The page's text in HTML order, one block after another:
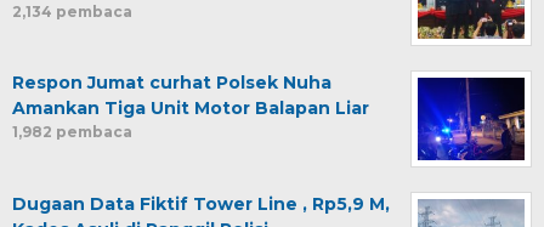
2,134 pembaca
Respon Jumat curhat Polsek Nuha
Amankan Tiga Unit Motor Balapan Liar
1,982 pembaca
Dugaan Data Fiktif Tower Line , Rp5,9 M,